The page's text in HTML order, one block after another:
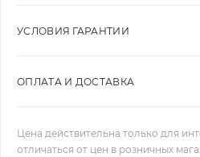
УСЛОВИЯ ГАРАНТИИ
ОПЛАТА И ДОСТАВКА
Цена действительна только для
отличаться от цен в розничных